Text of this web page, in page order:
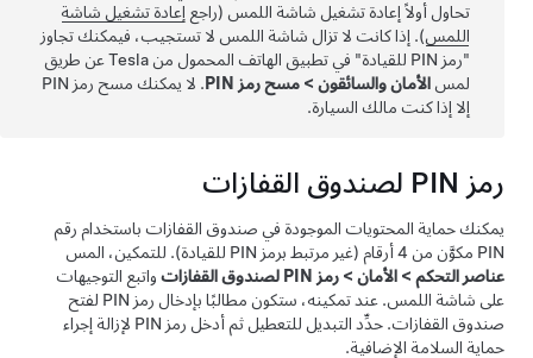
تحاول أولاً إعادة تشغيل شاشة اللمس (راجعإعادة تشغيل شاشة
اللمس). إذا كانت لا تزال شاشة اللمس لا تستجيب، فيمكنك تجاوز
"رمز PIN للقيادة" في تطبيق الهاتف المحمول من Tesla عن طريق
لمسالأمان والسائقون>مسح رمز PIN
. لا يمكنك مسح رمز PIN
إلا إذا كنت مالك السيارة.
رمز PIN لصندوق القفازات
يمكنك حماية المحتويات الموجودة في صندوق القفازات باستخدام رقم
عناصر التحكم>الأمان>رمز PIN لصندوق القفازات
واتبع التوجيهات
على شاشة اللمس. عند تمكينه، ستكون مطالبًا بإدخال رمز PIN لفتح
صندوق القفازات. حدِّد التبديل للتعطيل ثم أدخل رمز PIN لإزالة إجراء
حماية السلامة الإضافية.